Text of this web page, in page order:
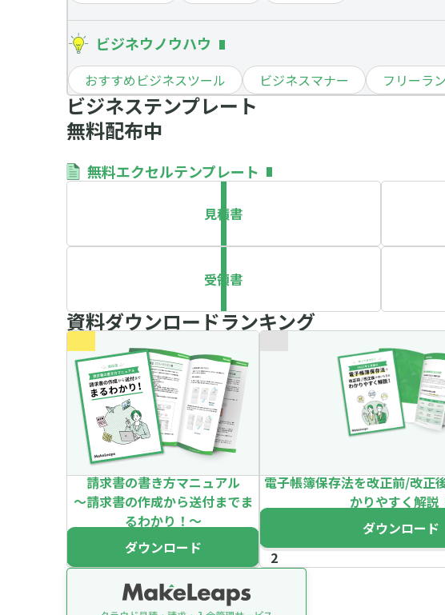
ビジネウノウハウ
おすすめビジネスツール ビジネスマナー フリーラ
ビジネステンプレート
無料配布中
無料エクセルテンプレート
見積書
受領書
資料ダウンロードランキング
請求書の書き方マニュアル
～請求書の作成から送付までま
るわかり！～
ダウンロード
電子帳簿保存法を改正前/改正
かりやすく解説
ダウンロード